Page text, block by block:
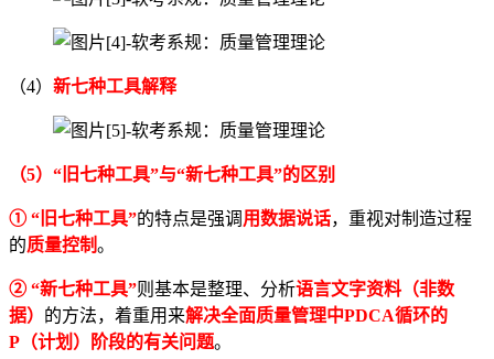
（4） 新七种工具解释
（5）“旧七种工具”与“新七种工具”的区别
① “旧七种工具”的特点是强调 用数据说话，重视对制造过程
的质量控制。
② “新七种工具”则基本是整理、分析语言文字资料（非数
据） 的方法，着重用来解决全面质量管理中PDCA循环的
P（计划）阶段的有关问题。